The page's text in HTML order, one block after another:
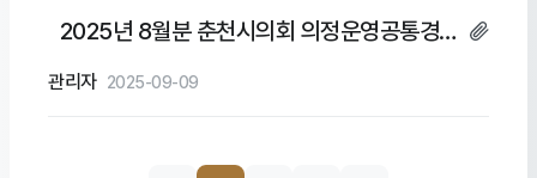
2025년 8월분 춘천시의회 의정운영공통경비
관리자 2025-09-09